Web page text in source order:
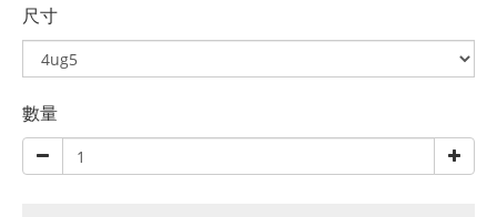
尺寸
數量